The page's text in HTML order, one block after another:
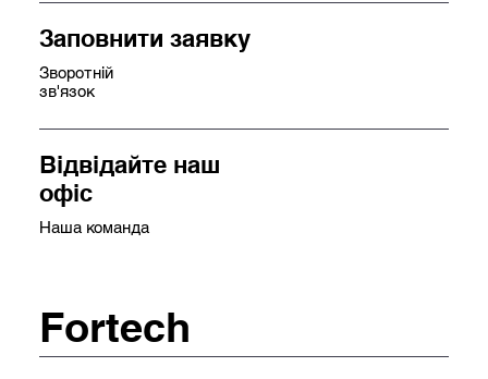
Заповнити заявку
Зворотній
зв'язок
Відвідайте наш
офіс
Наша команда
Fortech